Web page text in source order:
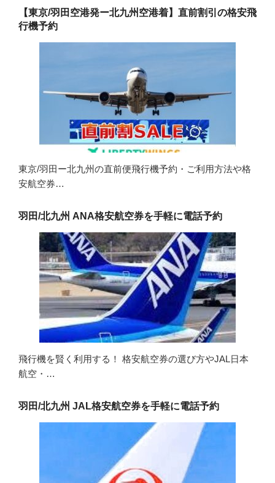
【東京/羽田空港発ー北九州空港着】直前割引の格安飛
行機予約
東京/羽田ー北九州の直前便飛行機予約・ご利用方法や格
安航空券…
羽田/北九州 ANA格安航空券を手軽に電話予約
飛行機を賢く利用する！ 格安航空券の選び方やJAL日本
航空・…
羽田/北九州 JAL格安航空券を手軽に電話予約